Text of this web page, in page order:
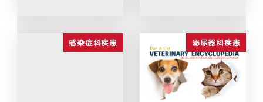
感染症科疾患 泌尿器科疾患